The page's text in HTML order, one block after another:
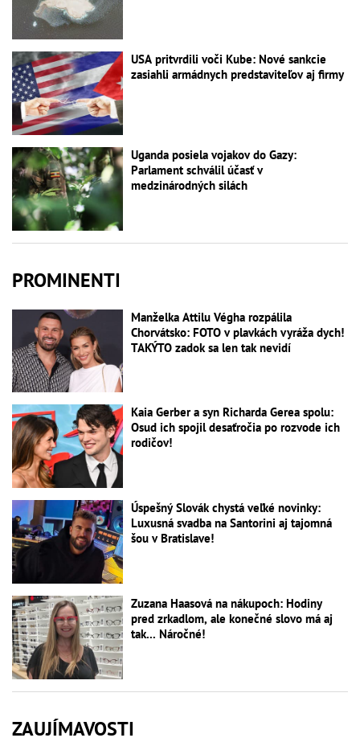
USA pritvrdili voči Kube: Nové sankcie
zasiahli armádnych predstaviteľov aj firmy
Uganda posiela vojakov do Gazy:
Parlament schválil účasť v
medzinárodných silách
PROMINENTI
Manželka Attilu Végha rozpálila
Chorvátsko: FOTO v plavkách vyráža dych!
TAKÝTO zadok sa len tak nevidí
Kaia Gerber a syn Richarda Gerea spolu:
Osud ich spojil desaťročia po rozvode ich
rodičov!
Úspešný Slovák chystá veľké novinky:
Luxusná svadba na Santorini aj tajomná
šou v Bratislave!
Zuzana Haasová na nákupoch: Hodiny
pred zrkadlom, ale konečné slovo má aj
tak... Náročné!
ZAUJÍMAVOSTI